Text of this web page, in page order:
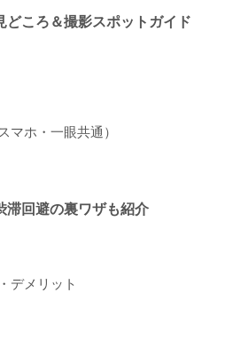
ころ＆撮影スポットガイド
マホ・一眼共通）
滞回避の裏ワザも紹介
デメリット